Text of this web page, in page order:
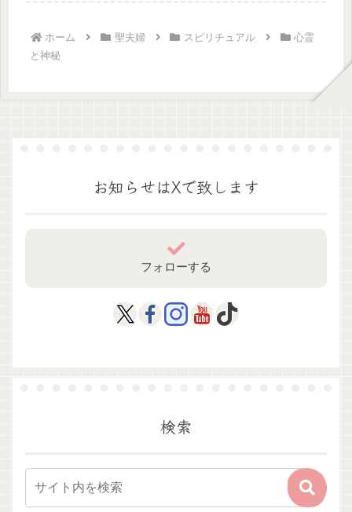
ホーム 聖夫婦 スピリチュアル
心霊
と神秘
お知らせはXで致します
フォローする
検索